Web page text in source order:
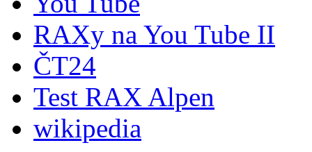
RAXy na You Tube II
ČT24
Test RAX Alpen
wikipedia